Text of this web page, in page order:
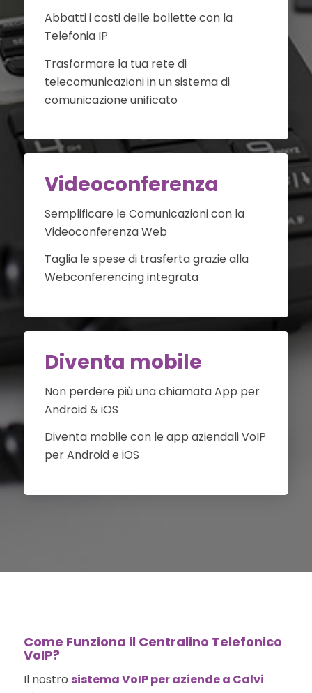
Abbatti i costi delle bollette con la
Telefonia IP
Trasformare la tua rete di
telecomunicazioni in un sistema di
comunicazione unificato
Videoconferenza
Semplificare le Comunicazioni con la
Videoconferenza Web
Taglia le spese di trasferta grazie alla
Webconferencing integrata
Diventa mobile
Non perdere più una chiamata App per
Android & iOS
Diventa mobile con le app aziendali VoIP
per Android e iOS
Come Funziona il Centralino Telefonico
VoIP?
Il nostro sistema VoIP per aziende a Calvi